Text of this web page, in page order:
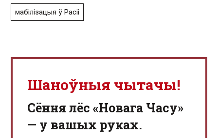
мабілізацыя ў Расіі
Шаноўныя чытачы!
Сёння лёс «Новага Часу»
— у вашых руках.